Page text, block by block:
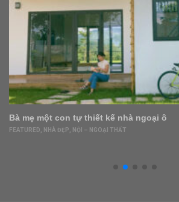
ô
Tổng giám
tôi tìm thấy